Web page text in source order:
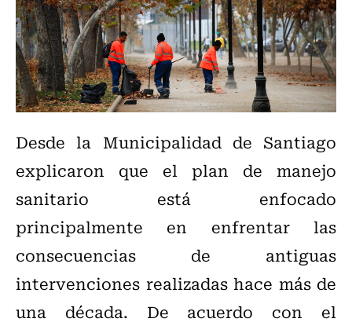
Desde la Municipalidad de Santiago
explicaron que el plan de manejo
sanitario está enfocado
principalmente en enfrentar las
consecuencias de antiguas
intervenciones realizadas hace más de
una década. De acuerdo con el